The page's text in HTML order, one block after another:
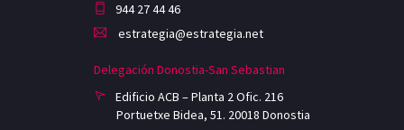
944 27 44 46
estrategia@estrategia.net
Delegación Donostia-San Sebastian
Edificio ACB – Planta 2 Ofic. 216
Portuetxe Bidea, 51. 20018 Donostia